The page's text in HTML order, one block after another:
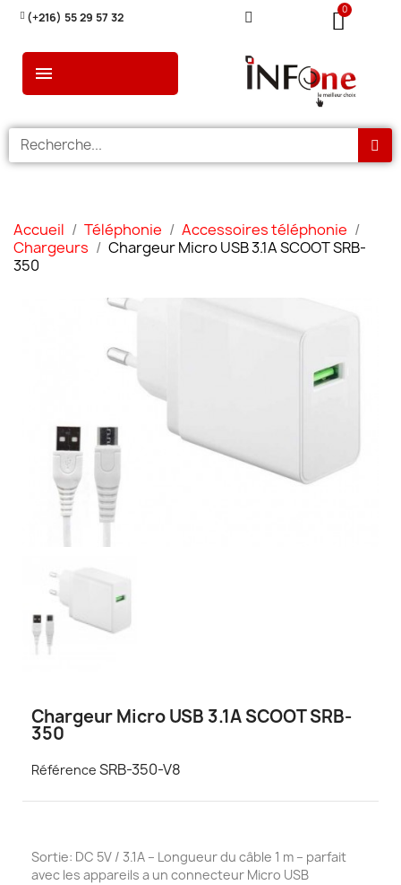
(+216) 55 29 57 32
Accueil Téléphonie
Accessoires téléphonie
Chargeurs
Chargeur Micro USB 3.1A SCOOT SRB-
350
Chargeur Micro USB 3.1A SCOOT SRB-
350
Référence SRB-350-V8
Sortie: DC 5V / 3.1A – Longueur du câble 1 m – parfait
avec les appareils a un connecteur Micro USB